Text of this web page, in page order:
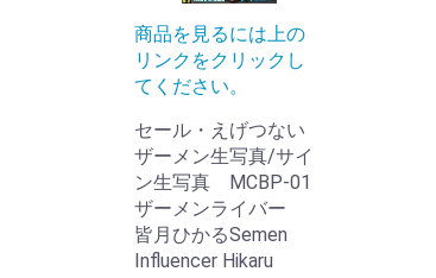
商品を見るには上の
リンクをクリックし
てください。
セール・えげつない
ザーメン生写真/サイ
ン生写真 MCBP-01
ザーメンライバー
皆月ひかるSemen
Influencer Hikaru